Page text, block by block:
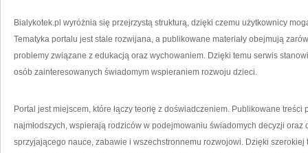
Bialykotek.pl wyróżnia się przejrzystą strukturą, dzięki czemu użytkownicy
Tematyka portalu jest stale rozwijana, a publikowane materiały obejmują
problemy związane z edukacją oraz wychowaniem. Dzięki temu serwis
osób zainteresowanych świadomym wspieraniem rozwoju dzieci.
Portal jest miejscem, które łączy teorię z doświadczeniem. Publikowane
najmłodszych, wspierają rodziców w podejmowaniu świadomych decyzji
sprzyjającego nauce, zabawie i wszechstronnemu rozwojowi. Dzięki